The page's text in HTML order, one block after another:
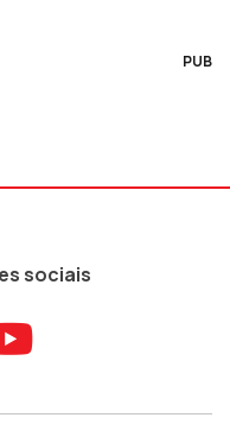
PUB
sociais
ao ao
Aceder